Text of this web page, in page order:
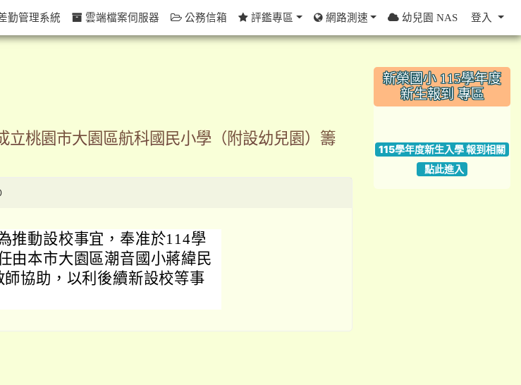
立桃園市大園區航科國民小學（附設幼兒園）籌
推動設校事宜，奉准於114學
由本市大園區潮音國小蔣緯民
協助，以利後續新設校等事
:::
新榮國小 115學年度
新生報到 專區
115學年度新生入學 報到相關
點此進入
勤管理系統 雲端檔案伺服器 公務信箱 評鑑專區 網路測速 幼兒園 NAS 登入